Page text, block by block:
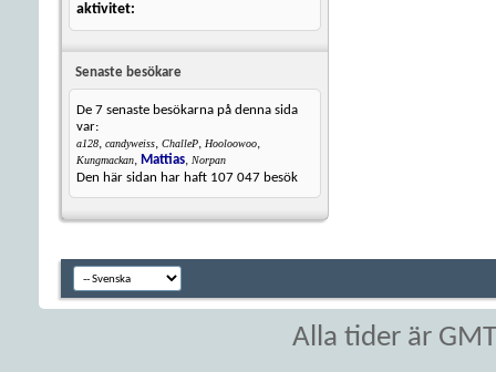
aktivitet
Senaste besökare
De 7 senaste besökarna på denna sida
var:
a128, candyweiss, ChalleP, Hooloowoo,
Kungmackan, Mattias, Norpan
Den här sidan har haft 107 047 besök
Alla tider är